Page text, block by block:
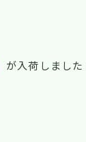
が入荷しました